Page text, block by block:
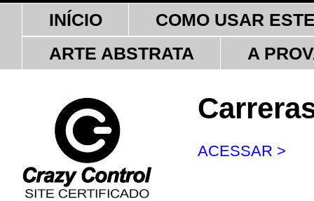
INÍCIO
COMO USAR
ARTE ABSTRATA
A
ACESSAR >